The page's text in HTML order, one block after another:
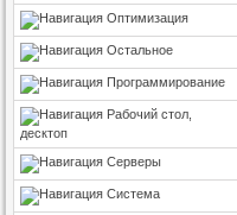
Оптимизация
Остальное
Программирование
Рабочий стол,
десктоп
Серверы
Система